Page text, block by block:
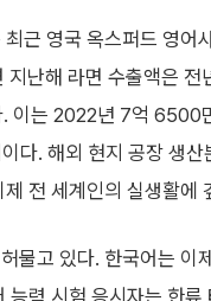
근 영국 옥스퍼드 영어
지난해 라면 수출액은
이는 2022년 7억 6500
다. 해외 현지 공장 생
전 세계인의 실생활에
물고 있다. 한국어는
능력 시험 응시자는 한